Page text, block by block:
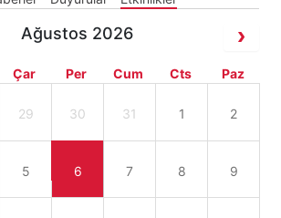
Ağustos 2026
Çar Per Cum Cts Paz
29 30 31 1 2
5 6 7 8 9